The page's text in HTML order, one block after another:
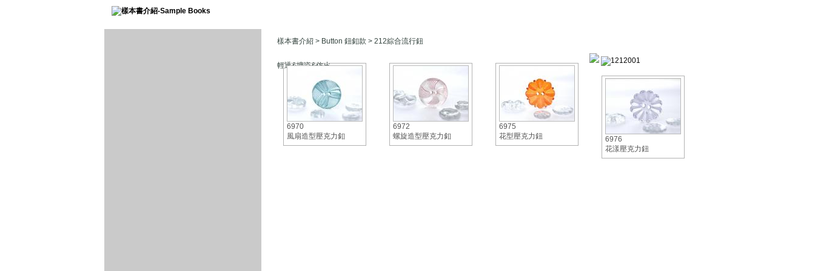
樣本書介紹 > Button 鈕釦款 > 212綜合流行鈕
輕透&塘瓷&仿皮
6970
風扇造型壓克力釦
6972
螺旋造型壓克力釦
6975
花型壓克力鈕
6976
花漾壓克力鈕